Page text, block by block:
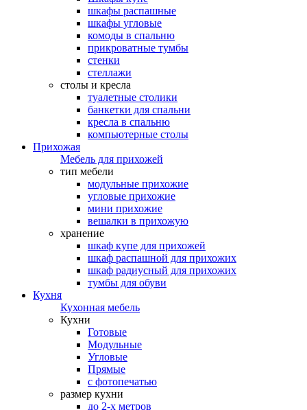
шкафы распашные
шкафы угловые
комоды в спальню
прикроватные тумбы
стенки
стеллажи
столы и кресла
туалетные столики
банкетки для спальни
кресла в спальню
компьютерные столы
Прихожая
Мебель для прихожей
тип мебели
модульные прихожие
угловые прихожие
мини прихожие
вешалки в прихожую
хранение
шкаф купе для прихожей
шкаф распашной для прихожих
шкаф радиусный для прихожих
тумбы для обуви
Кухня
Кухонная мебель
Кухни
Готовые
Модульные
Угловые
Прямые
с фотопечатью
размер кухни
до 2-х метров